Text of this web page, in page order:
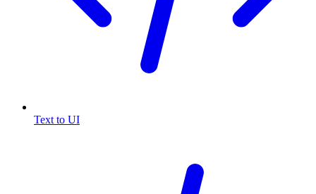
Text to UI